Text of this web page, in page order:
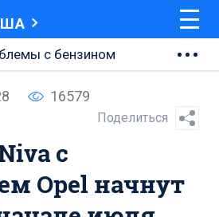
с бензином
площади
шоссе
16579
Поделиться
с
Opel начнут